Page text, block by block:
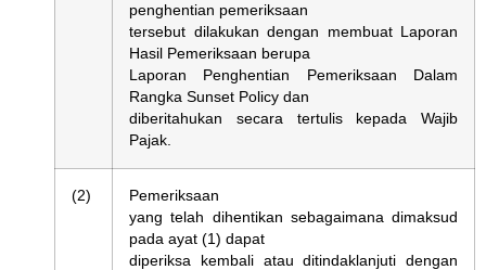
penghentian pemeriksaan
tersebut dilakukan dengan membuat Laporan
Hasil Pemeriksaan berupa
Laporan Penghentian Pemeriksaan Dalam
Rangka Sunset Policy dan
diberitahukan secara tertulis kepada Wajib
Pajak.
(2)
Pemeriksaan
yang telah dihentikan sebagaimana dimaksud
pada ayat (1) dapat
diperiksa kembali atau ditindaklanjuti dengan